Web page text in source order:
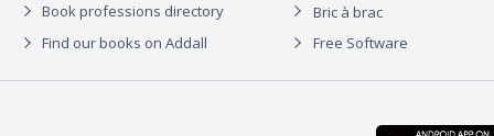
Book professions directory
Find our books on Addall
Bric à brac
Free Software